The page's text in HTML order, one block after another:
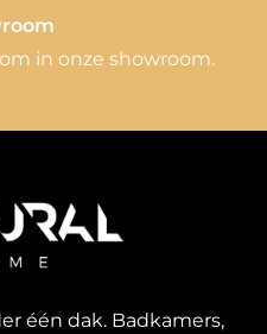
in onze showroom.
één dak. Badkamers,